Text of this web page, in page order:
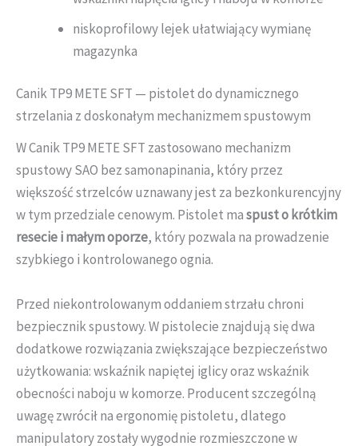
niskoprofilowy lejek ułatwiający wymianę
magazynka
Canik TP9 METE SFT — pistolet do dynamicznego
strzelania z doskonałym mechanizmem spustowym
W Canik TP9 METE SFT zastosowano mechanizm
spustowy SAO bez samonapinania, który przez
większość strzelców uznawany jest za bezkonkurencyjny
w tym przedziale cenowym. Pistolet maspust o krótkim
resecie i małym oporze, który pozwala na prowadzenie
szybkiego i kontrolowanego ognia.
Przed niekontrolowanym oddaniem strzału chroni
bezpiecznik spustowy. W pistolecie znajdują się dwa
dodatkowe rozwiązania zwiększające bezpieczeństwo
użytkowania: wskaźnik napiętej iglicy oraz wskaźnik
obecności naboju w komorze. Producent szczególną
uwagę zwrócił na ergonomię pistoletu, dlatego
manipulatory zostały wygodnie rozmieszczone w